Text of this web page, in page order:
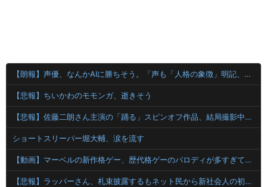
【朗報】声優、なんかAIに勝ちそう。「声も「人格の象徴」明記、法務省」
【悲報】ちいかわのモモンガ、逝きそう
【悲報】佐藤二朗さん主演の「踊る」スピンオフ作品、結局撮影中止が決定wwwwwwwwwwww
ショートスリーパー堀大輔、涙を流す
【動画】マーベルの新作格ゲー、歴代格ゲーのパロディが多すぎて話題にwwwwwww
【悲報】ラッパーさん、札束披露するもネット民から新社会人の初ボーナスくらいしかないと笑われる